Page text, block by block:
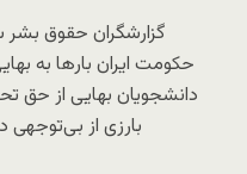
گزارشگران حقوق بشر
حکومت ایران بارها به
دانشجویان بهایی از حق
بارزی از